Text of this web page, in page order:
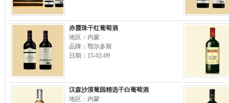
赤霞珠干红葡萄酒
地区：内蒙
品牌：鄂尔多斯
日期：15-02-09
汉森沙漠葡园精选干白葡萄酒
地区：内蒙